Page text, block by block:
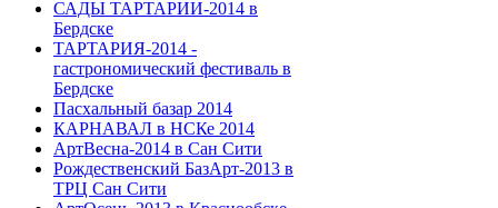
САДЫ ТАРТАРИИ-2014 в
Бердске
ТАРТАРИЯ-2014 -
гастрономический фестиваль в
Бердске
Пасхальный базар 2014
КАРНАВАЛ в НСКе 2014
АртВесна-2014 в Сан Сити
Рождественский БазАрт-2013 в
ТРЦ Сан Сити